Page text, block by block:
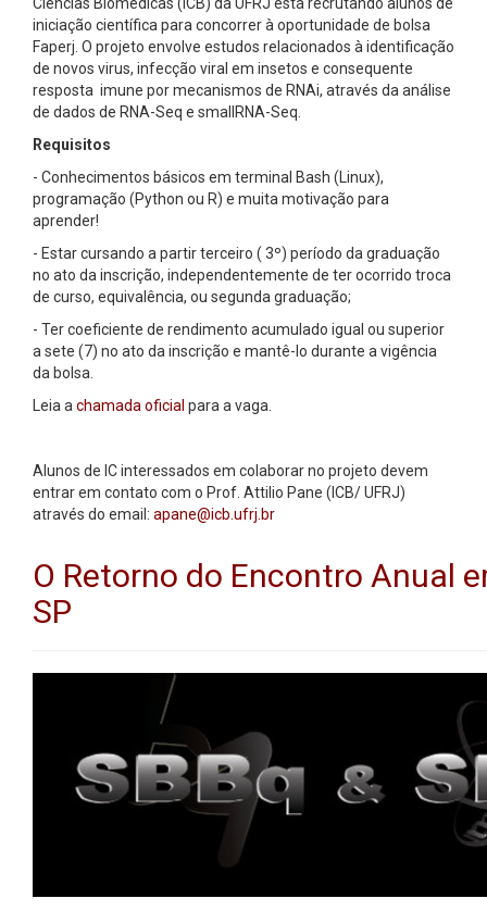
iniciação científica para concorrer à oportunidade de bolsa
Faperj. O projeto envolve estudos relacionados à identificação
de novos virus, infecção viral em insetos e consequente
resposta imune por mecanismos de RNAi, através da análise
de dados de RNA-Seq e smallRNA-Seq.
Requisitos
- Conhecimentos básicos em terminal Bash (Linux),
programação (Python ou R) e muita motivação para
aprender!
- Estar cursando a partir terceiro ( 3º) período da graduação
no ato da inscrição, independentemente de ter ocorrido troca
de curso, equivalência, ou segunda graduação;
- Ter coeficiente de rendimento acumulado igual ou superior
a sete (7) no ato da inscrição e mantê-lo durante a vigência
da bolsa.
Leia a chamada oficial para a vaga.
Alunos de IC interessados em colaborar no projeto devem
entrar em contato com o Prof. Attilio Pane (ICB/ UFRJ)
através do email: apane@icb.ufrj.br
O Retorno do Encontro Anual
SP